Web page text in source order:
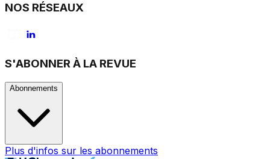
NOS RÉSEAUX
S'ABONNER À LA REVUE
Abonnements
Plus d'infos sur les abonnements